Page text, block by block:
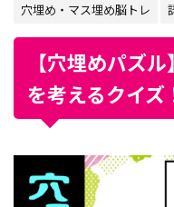
穴埋め・マス埋め脳トレ
【穴埋めパズ
を考えるクイズ